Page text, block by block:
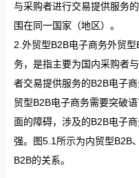
与采购者进行交易提供服务
围在同一国家（地区）。
2.外贸型B2B电子商务外贸
务，是指主要为国内采购者
者交易提供服务的B2B电子
贸型B2B电子商务需要突破
面的障碍，涉及的B2B电子
强。图5.1所示为内贸型B2B
B2B的关系。